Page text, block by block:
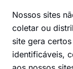
Nossos sites
coletar ou
site gera
identificáveis,